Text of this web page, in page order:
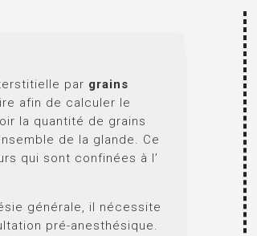
par grains
afin de calculer le
la quantité de grains
de la glande. Ce
qui sont confinées à l’
générale, il nécessite
pré-anesthésique.